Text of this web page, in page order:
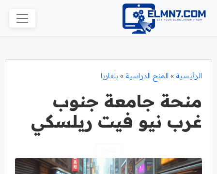
الرئيسية » المنح الدراسية » بلغاريا
منحة جامعة جنوب
غرب نيو فيت ريلسكي